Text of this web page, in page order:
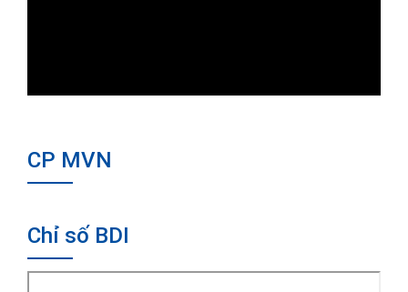
CP MVN
Chỉ số BDI